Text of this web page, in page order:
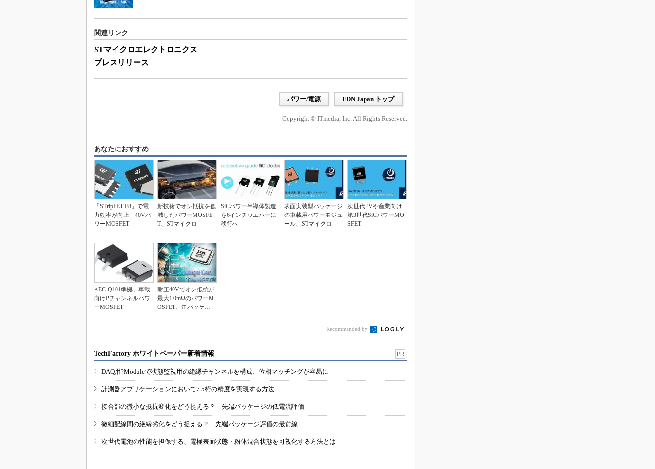
関連リンク
STマイクロエレクトロニクス
プレスリリース
パワー/電源 EDN Japan トップ
Copyright © ITmedia, Inc. All Rights Reserved.
あなたにおすすめ
「STripFET F8」で電
力効率が向上 40Vパ
ワーMOSFET
新技術でオン抵抗を低
減したパワーMOSFE
T、STマイクロ
SiCパワー半導体製造
を6インチウエハーに
移行へ
表面実装型パッケージ
の車載用パワーモジュ
ール、STマイクロ
次世代EVや産業向け
第3世代SiCパワーMO
SFET
AEC-Q101準拠、車載
向けPチャンネルパワ
ーMOSFET
耐圧40Vでオン抵抗が
最大1.0mΩのパワーM
OSFET、缶パッケー
Recommended by
TechFactory ホワイトペーパー新着情報 PR
DAQ用?Moduleで状態監視用の絶縁チャンネルを構成、位相マッチングが容易に
計測器アプリケーションにおいて7.5桁の精度を実現する方法
接合部の微小な抵抗変化をどう捉える？ 先端パッケージの低電流評価
微細配線間の絶縁劣化をどう捉える？ 先端パッケージ評価の最前線
次世代電池の性能を担保する、電極表面状態・粉体混合状態を可視化する方法とは